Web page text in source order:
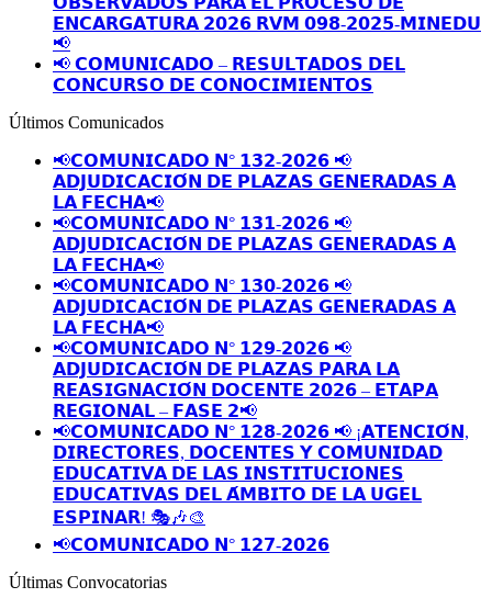
𝗘𝗡𝗖𝗔𝗥𝗚𝗔𝗧𝗨𝗥𝗔 𝟮𝟬𝟮𝟲 𝗥𝗩𝗠 𝟬𝟵𝟴-𝟮𝟬𝟮𝟱-𝗠𝗜𝗡𝗘𝗗𝗨
📢
📢 𝗖𝗢𝗠𝗨𝗡𝗜𝗖𝗔𝗗𝗢 – 𝗥𝗘𝗦𝗨𝗟𝗧𝗔𝗗𝗢𝗦 𝗗𝗘𝗟
𝗖𝗢𝗡𝗖𝗨𝗥𝗦𝗢 𝗗𝗘 𝗖𝗢𝗡𝗢𝗖𝗜𝗠𝗜𝗘𝗡𝗧𝗢𝗦
Últimos Comunicados
📢𝗖𝗢𝗠𝗨𝗡𝗜𝗖𝗔𝗗𝗢 𝗡° 𝟭𝟯𝟮-𝟮𝟬𝟮𝟲 📢
𝗔𝗗𝗝𝗨𝗗𝗜𝗖𝗔𝗖𝗜𝗢́𝗡 𝗗𝗘 𝗣𝗟𝗔𝗭𝗔𝗦 𝗚𝗘𝗡𝗘𝗥𝗔𝗗𝗔𝗦 𝗔
𝗟𝗔 𝗙𝗘𝗖𝗛𝗔📢
📢𝗖𝗢𝗠𝗨𝗡𝗜𝗖𝗔𝗗𝗢 𝗡° 𝟭𝟯𝟭-𝟮𝟬𝟮𝟲 📢
𝗔𝗗𝗝𝗨𝗗𝗜𝗖𝗔𝗖𝗜𝗢́𝗡 𝗗𝗘 𝗣𝗟𝗔𝗭𝗔𝗦 𝗚𝗘𝗡𝗘𝗥𝗔𝗗𝗔𝗦 𝗔
𝗟𝗔 𝗙𝗘𝗖𝗛𝗔📢
📢𝗖𝗢𝗠𝗨𝗡𝗜𝗖𝗔𝗗𝗢 𝗡° 𝟭𝟯𝟬-𝟮𝟬𝟮𝟲 📢
𝗔𝗗𝗝𝗨𝗗𝗜𝗖𝗔𝗖𝗜𝗢́𝗡 𝗗𝗘 𝗣𝗟𝗔𝗭𝗔𝗦 𝗚𝗘𝗡𝗘𝗥𝗔𝗗𝗔𝗦 𝗔
𝗟𝗔 𝗙𝗘𝗖𝗛𝗔📢
📢𝗖𝗢𝗠𝗨𝗡𝗜𝗖𝗔𝗗𝗢 𝗡° 𝟭𝟮𝟵-𝟮𝟬𝟮𝟲 📢
𝗔𝗗𝗝𝗨𝗗𝗜𝗖𝗔𝗖𝗜𝗢́𝗡 𝗗𝗘 𝗣𝗟𝗔𝗭𝗔𝗦 𝗣𝗔𝗥𝗔 𝗟𝗔
𝗥𝗘𝗔𝗦𝗜𝗚𝗡𝗔𝗖𝗜𝗢́𝗡 𝗗𝗢𝗖𝗘𝗡𝗧𝗘 𝟮𝟬𝟮𝟲 – 𝗘𝗧𝗔𝗣𝗔
𝗥𝗘𝗚𝗜𝗢𝗡𝗔𝗟 – 𝗙𝗔𝗦𝗘 𝟮📢
📢𝗖𝗢𝗠𝗨𝗡𝗜𝗖𝗔𝗗𝗢 𝗡° 𝟭𝟮𝟴-𝟮𝟬𝟮𝟲 📢 ¡𝗔𝗧𝗘𝗡𝗖𝗜𝗢́𝗡,
𝗗𝗜𝗥𝗘𝗖𝗧𝗢𝗥𝗘𝗦, 𝗗𝗢𝗖𝗘𝗡𝗧𝗘𝗦 𝗬 𝗖𝗢𝗠𝗨𝗡𝗜𝗗𝗔𝗗
𝗘𝗗𝗨𝗖𝗔𝗧𝗜𝗩𝗔 𝗗𝗘 𝗟𝗔𝗦 𝗜𝗡𝗦𝗧𝗜𝗧𝗨𝗖𝗜𝗢𝗡𝗘𝗦
𝗘𝗗𝗨𝗖𝗔𝗧𝗜𝗩𝗔𝗦 𝗗𝗘𝗟 𝗔́𝗠𝗕𝗜𝗧𝗢 𝗗𝗘 𝗟𝗔 𝗨𝗚𝗘𝗟
𝗘𝗦𝗣𝗜𝗡𝗔𝗥! 🎭🎶🎨
📢𝗖𝗢𝗠𝗨𝗡𝗜𝗖𝗔𝗗𝗢 𝗡° 𝟭𝟮𝟳-𝟮𝟬𝟮𝟲
Últimas Convocatorias